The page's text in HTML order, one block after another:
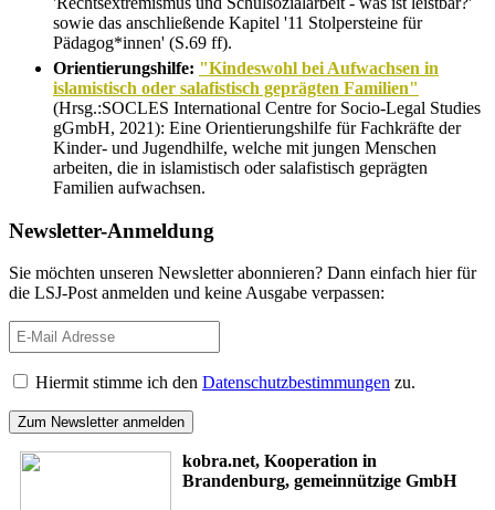
sowie das anschließende Kapitel '11 Stolpersteine für
Pädagog*innen' (S.69 ff).
Orientierungshilfe: "Kindeswohl bei Aufwachsen in
islamistisch oder salafistisch geprägten Familien"
(Hrsg.:SOCLES International Centre for Socio-Legal Studies
gGmbH, 2021): Eine Orientierungshilfe für Fachkräfte der
Kinder- und Jugendhilfe, welche mit jungen Menschen
arbeiten, die in islamistisch oder salafistisch geprägten
Familien aufwachsen.
Newsletter-Anmeldung
Sie möchten unseren Newsletter abonnieren? Dann einfach hier für
die LSJ-Post anmelden und keine Ausgabe verpassen:
Hiermit stimme ich den Datenschutzbestimmungen zu.
kobra.net, Kooperation in
Brandenburg, gemeinnützige GmbH